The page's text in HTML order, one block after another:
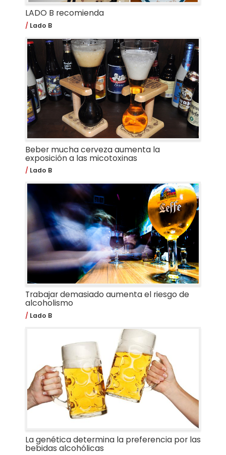
LADO B recomienda
Lado B
Beber mucha cerveza aumenta la
exposición a las micotoxinas
Lado B
Trabajar demasiado aumenta el riesgo de
alcoholismo
Lado B
La genética determina la preferencia por las
bebidas alcohólicas